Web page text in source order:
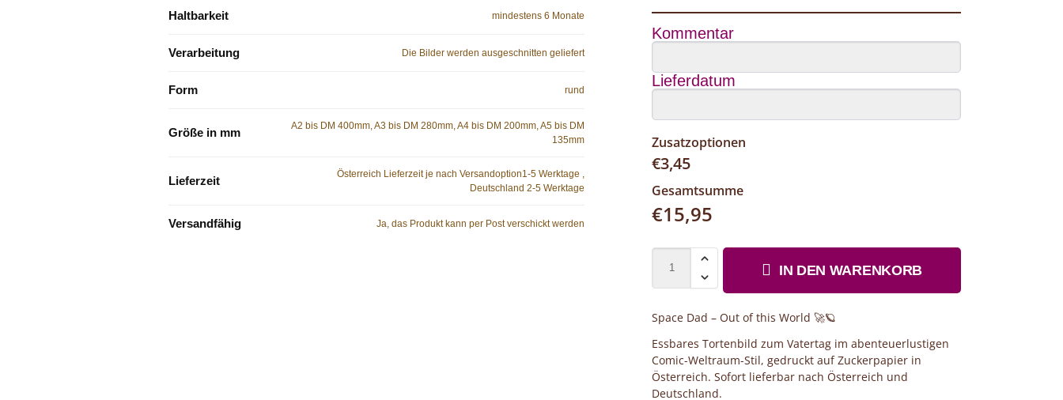
Haltbarkeit mindestens 6 Monate
Verarbeitung Die Bilder werden ausgeschnitten geliefert
Form rund
Größe in mm
A2 bis DM 400mm, A3 bis DM 280mm, A4 bis DM 200mm, A5 bis DM
135mm
Lieferzeit
Österreich Lieferzeit je nach Versandoption1-5 Werktage ,
Deutschland 2-5 Werktage
Versandfähig Ja, das Produkt kann per Post verschickt werden
Kommentar
Lieferdatum
Zusatzoptionen
€3,45
Gesamtsumme
€15,95
IN DEN WARENKORB
Space Dad – Out of this World 🚀🪐
Essbares Tortenbild zum Vatertag im abenteuerlustigen
Comic-Weltraum-Stil, gedruckt auf Zuckerpapier in
Österreich. Sofort lieferbar nach Österreich und
Deutschland.